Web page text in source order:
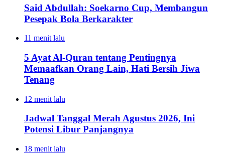
Said Abdullah: Soekarno Cup, Membangun
Pesepak Bola Berkarakter
11 menit lalu
5 Ayat Al-Quran tentang Pentingnya
Memaafkan Orang Lain, Hati Bersih Jiwa
Tenang
12 menit lalu
Jadwal Tanggal Merah Agustus 2026, Ini
Potensi Libur Panjangnya
18 menit lalu